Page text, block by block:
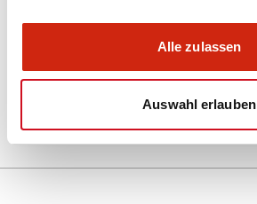
Alle zulassen
Auswahl erlauben
10/10/2024.PDF5.62MB